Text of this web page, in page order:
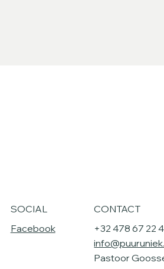
SOCIAL
Facebook
CONTACT
+32 478 67 22
Pastoor